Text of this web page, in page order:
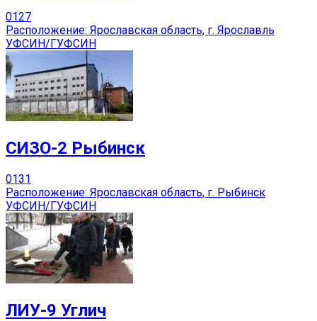
0127
Расположение: Ярославская область, г. Ярославль
УФСИН/ГУФСИН
СИЗО-2 Рыбинск
0131
Расположение: Ярославская область, г. Рыбинск
УФСИН/ГУФСИН
ЛИУ-9 Углич